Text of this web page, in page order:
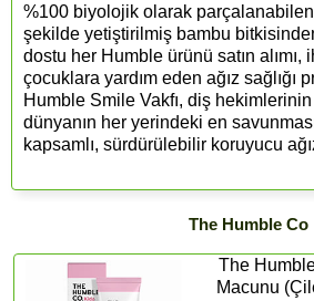
%100 biyolojik olarak
şekilde yetiştirilmiş bambu
dostu her Humble ürünü satın alımı,
çocuklara yardım eden ağız sağlığı
Humble Smile Vakfı, diş
dünyanın her yerindeki en
kapsamlı, sürdürülebilir koruyucu
The Humble Co
The
Macunu